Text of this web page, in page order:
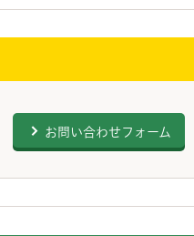
お問い合わせフォーム